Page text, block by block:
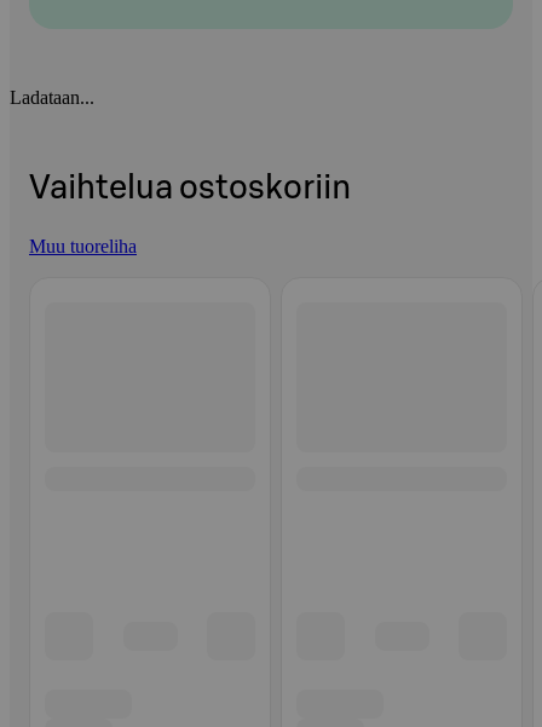
Ladataan...
Vaihtelua ostoskoriin
Muu tuoreliha